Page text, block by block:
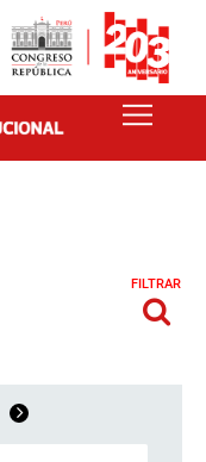
FILTRAR